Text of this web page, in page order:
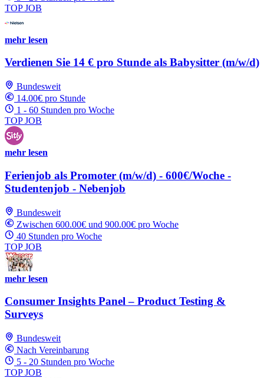
TOP JOB
mehr lesen
Verdienen Sie 14 € pro Stunde als Babysitter (m/w/d)
Bundesweit
14.00€ pro Stunde
1 - 60 Stunden pro Woche
TOP JOB
mehr lesen
Ferienjob als Promoter (m/w/d) - 600€/Woche -
Studentenjob - Nebenjob
Bundesweit
Zwischen 600.00€ und 900.00€ pro Woche
40 Stunden pro Woche
TOP JOB
mehr lesen
Consumer Insights Panel – Product Testing &
Surveys
Bundesweit
Nach Vereinbarung
5 - 20 Stunden pro Woche
TOP JOB